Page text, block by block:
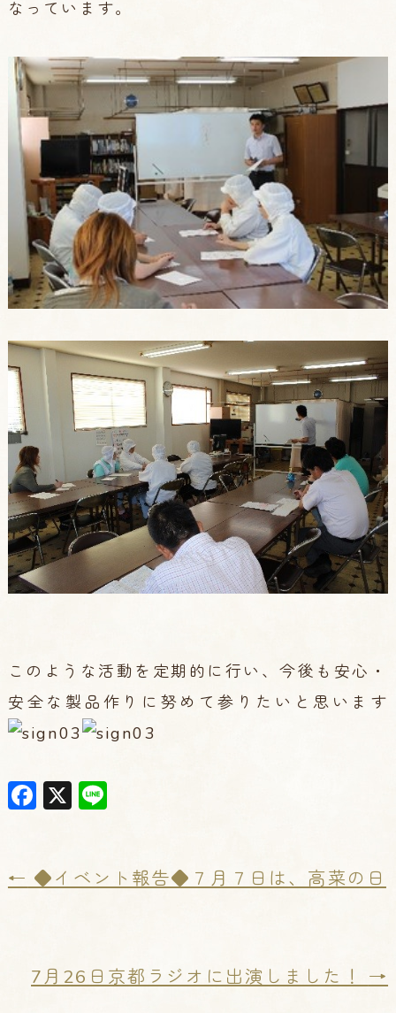
なっています。
このような活動を定期的に行い、今後も安心・
安全な製品作りに努めて参りたいと思います
F
e
o
k
X Li
← ◆イベント報告◆７月７日は、高菜の日
7月26日京都ラジオに出演しました！ →